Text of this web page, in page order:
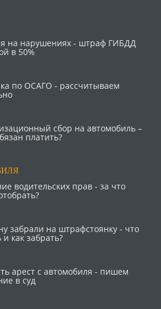
на нарушениях - штраф ГИБДД
в 50%
по ОСАГО - рассчитываем
сбор на автомобиль –
платить?
водительских прав - за что
забрали на штрафстоянку - что
и как забрать?
арест с автомобиля - пишем
в суд